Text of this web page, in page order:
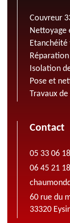
Couvreur
Nettoyage
Isolation
Pose et
Travaux
Contact
05 33 06
06 45 21
60 rue du
33320